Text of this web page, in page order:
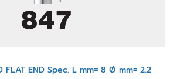
FLAT END Spec. L mm= 8 Ø mm= 2.2